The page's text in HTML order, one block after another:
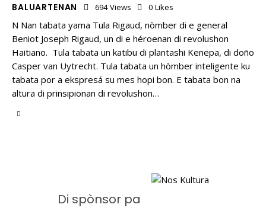
BALUARTENAN 694 Views 0 Likes
N Nan tabata yama Tula Rigaud, nòmber di e general
Beniot Joseph Rigaud, un di e héroenan di revolushon
Haitiano. Tula tabata un katibu di plantashi Kenepa, di doño
Casper van Uytrecht. Tula tabata un hòmber inteligente ku
tabata por a ekspresá su mes hopi bon. E tabata bon na
altura di prinsipionan di revolushon…
Di spònsor pa